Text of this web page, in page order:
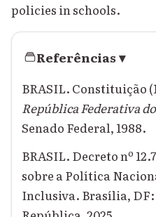
policies in schools.
Referências▾
BRASIL. Constituição
República Federativa
Senado Federal, 1988.
BRASIL. Decreto nº
sobre a Política
Inclusiva. Brasília,